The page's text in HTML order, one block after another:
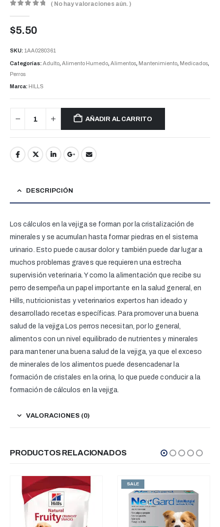
( No hay valoraciones aún. )
$5.50
SKU: 1AA0280361
Categorías:Adulto, Alimento Humedo, Alimentos, Mantenimiento, Medicados,
Perros
Marca: HILLS
AÑADIR AL CARRITO
DESCRIPCIÓN
Los cálculos en la vejiga se forman por la cristalización de
minerales y se acumulan hasta formar piedras en el sistema
urinario. Esto puede causar dolor y también puede dar lugar a
muchos problemas graves que requieren una estrecha
supervisión veterinaria. Y como la alimentación que recibe su
perro desempeña un papel importante en la salud general, en
Hills, nutricionistas y veterinarios expertos han ideado y
desarrollado recetas específicas. Para promover una buena
salud de la vejiga Los perros necesitan, por lo general,
alimentos con un nivel equilibrado de nutrientes y minerales
para mantener una buena salud de la vejiga, ya que el exceso
de minerales de los alimentos puede desencadenar la
formación de cristales en la orina, lo que puede conducir a la
formación de cálculos en la vejiga.
VALORACIONES (0)
PRODUCTOS RELACIONADOS
SALE